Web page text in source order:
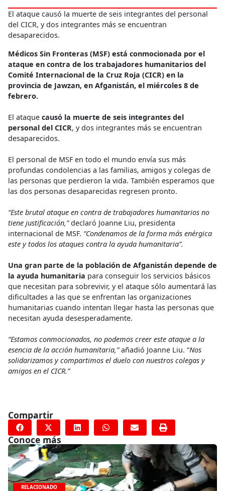
El ataque causó la muerte de seis integrantes del personal
del CICR, y dos integrantes más se encuentran
desaparecidos.
Médicos Sin Fronteras (MSF) está conmocionada por el
ataque en contra de los trabajadores humanitarios del
Comité Internacional de la Cruz Roja (CICR) en la
provincia de Jawzan, en Afganistán, el miércoles 8 de
febrero.
El ataque causó la muerte de seis integrantes del
personal del CICR, y dos integrantes más se encuentran
desaparecidos.
El personal de MSF en todo el mundo envía sus más
profundas condolencias a las familias, amigos y colegas de
las personas que perdieron la vida. También esperamos que
las dos personas desaparecidas regresen pronto.
“Este brutal ataque en contra de trabajadores humanitarios no
tiene justificación,”declaró Joanne Liu, presidenta
internacional de MSF. “Condenamos de la forma más enérgica
este y todos los ataques contra la ayuda humanitaria”.
Una gran parte de la población de Afganistán depende de
la ayuda humanitaria para conseguir los servicios básicos
que necesitan para sobrevivir, y el ataque sólo aumentará las
dificultades a las que se enfrentan las organizaciones
humanitarias cuando intentan llegar hasta las personas que
necesitan ayuda desesperadamente.
“Estamos conmocionados, no podemos creer este ataque a la
esencia de la acción humanitaria,”añadió Joanne Liu. “Nos
solidarizamos y compartimos el duelo con nuestros colegas y
amigos en el CICR.”
Compartir
Conoce más
RELACIONADO